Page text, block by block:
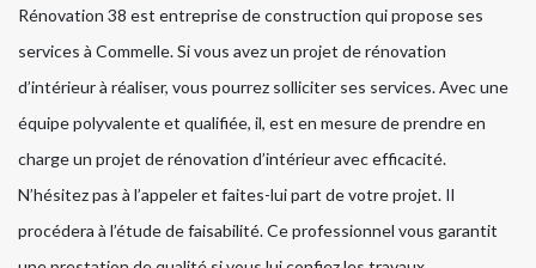
Rénovation 38 est entreprise de construction qui propose ses
services à Commelle. Si vous avez un projet de rénovation
d’intérieur à réaliser, vous pourrez solliciter ses services. Avec une
équipe polyvalente et qualifiée, il, est en mesure de prendre en
charge un projet de rénovation d’intérieur avec efficacité.
N’hésitez pas à l’appeler et faites-lui part de votre projet. Il
procédera à l’étude de faisabilité. Ce professionnel vous garantit